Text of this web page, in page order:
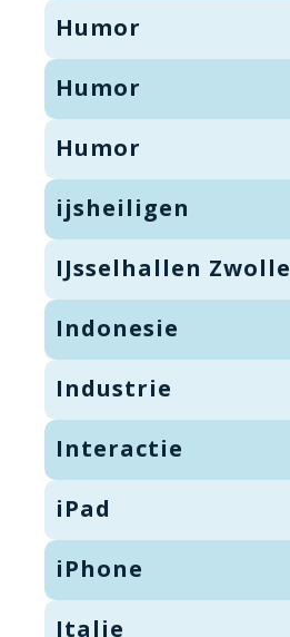
Humor
Humor
Humor
ijsheiligen
IJsselhallen Zwolle
Indonesie
Industrie
Interactie
iPad
iPhone
Italie